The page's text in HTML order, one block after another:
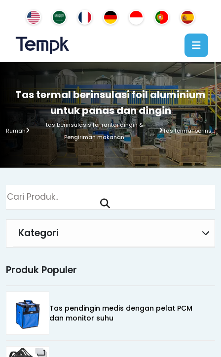
Tas termal berinsulasi foil aluminium
untuk panas dan dingin
Rumah
tas berinsulasis for rantai dingin &
Pengiriman makanan
Tas termal berinsulasi foil aluminium untuk panas dan dingin
Kategori
Produk Populer
Tas pendingin medis dengan pelat PCM
dan monitor suhu